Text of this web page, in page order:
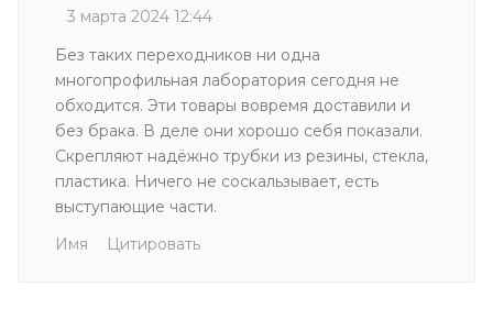
3 марта 2024 12:44
Без таких переходников ни одна
многопрофильная лаборатория сегодня не
обходится. Эти товары вовремя доставили и
без брака. В деле они хорошо себя показали.
Скрепляют надёжно трубки из резины, стекла,
пластика. Ничего не соскальзывает, есть
выступающие части.
Имя
Цитировать